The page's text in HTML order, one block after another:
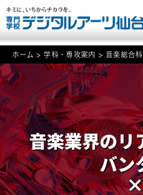
NEWS
学科・専攻案内
入学・入試関連
学校案内
ホーム > 学科・専攻案内 > 音楽総合科